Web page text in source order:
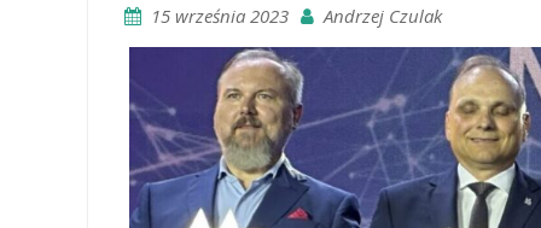
15 września 2023 Andrzej Czulak